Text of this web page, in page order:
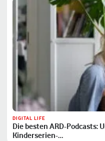
DIGITAL LIFE
Die besten ARD-Podcasts:
Kinderserien-…